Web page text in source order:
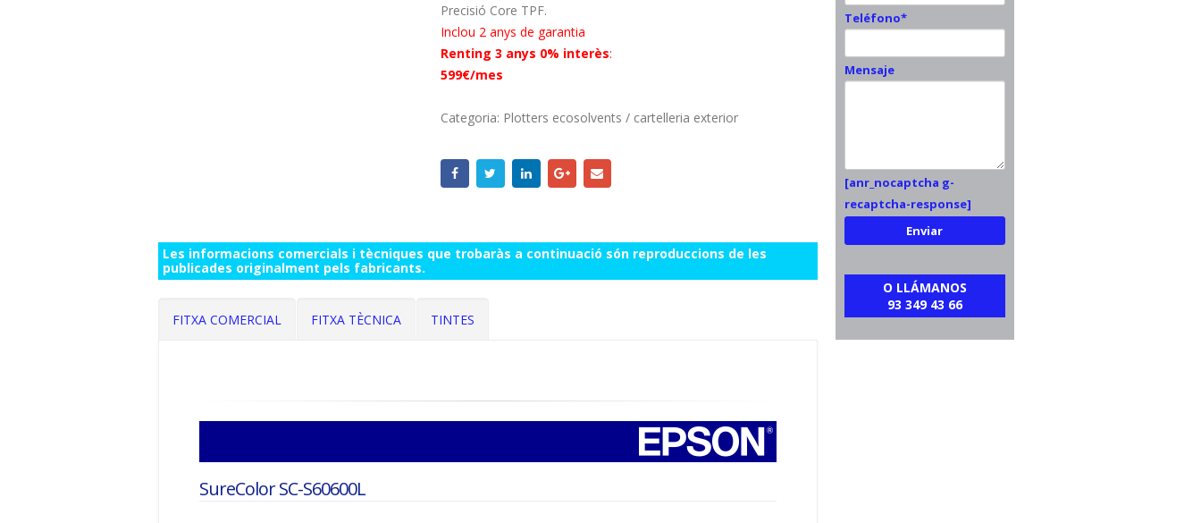
Precisió Core TPF.
Inclou 2 anys de garantia
Renting 3 anys 0% interès:
599€/mes
Categoria: Plotters ecosolvents / cartelleria exterior
Les informacions comercials i tècniques que trobaràs a continuació són reproduccions de les
publicades originalment pels fabricants.
FITXA COMERCIAL FITXA TÈCNICA TINTES
SureColor SC-S60600L
Teléfono*
Mensaje
[anr_nocaptcha g-
recaptcha-response]
O LLÁMANOS
93 349 43 66